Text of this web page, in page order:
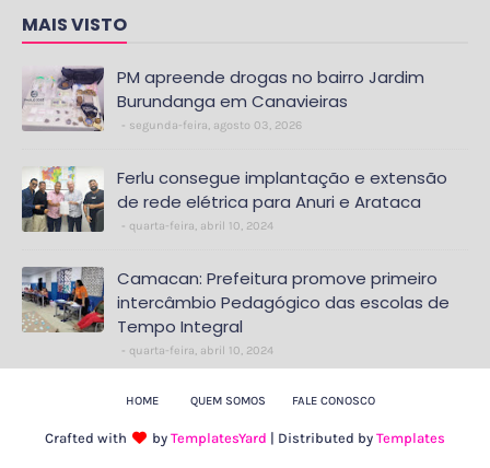
MAIS VISTO
PM apreende drogas no bairro Jardim
Burundanga em Canavieiras
segunda-feira, agosto 03, 2026
Ferlu consegue implantação e extensão
de rede elétrica para Anuri e Arataca
quarta-feira, abril 10, 2024
Camacan: Prefeitura promove primeiro
intercâmbio Pedagógico das escolas de
Tempo Integral
quarta-feira, abril 10, 2024
HOME QUEM SOMOS FALE CONOSCO
Crafted with by TemplatesYard | Distributed by Templates